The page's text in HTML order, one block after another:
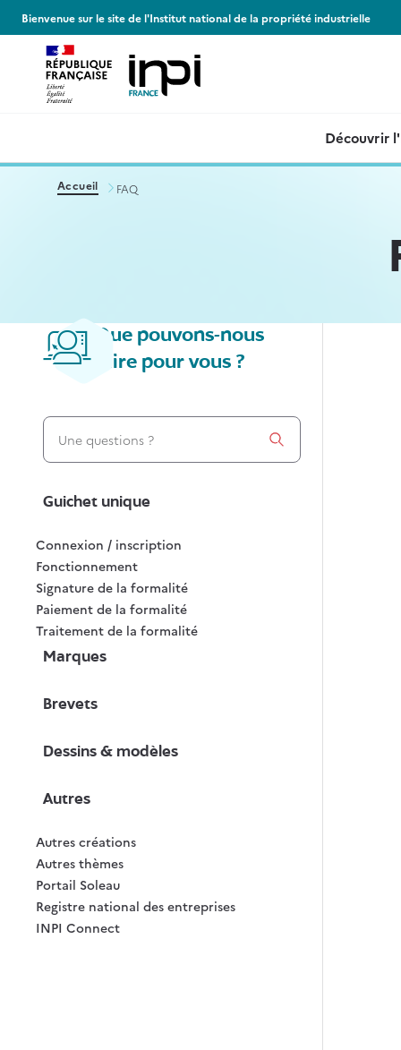
Bienvenue sur le site de l'Institut national de la propriété industrielle
Découvrir
Accueil FAQ
Que pouvons-nous
faire pour vous ?
Les filtres suivant vont recharger la page dès leur
Guichet unique
Connexion / inscription
Fonctionnement
Signature de la formalité
Paiement de la formalité
Traitement de la formalité
Marques
Brevets
Dessins & modèles
Autres
Autres créations
Autres thèmes
Portail Soleau
Registre national des entreprises
INPI Connect
Panneau de gestion des cookies